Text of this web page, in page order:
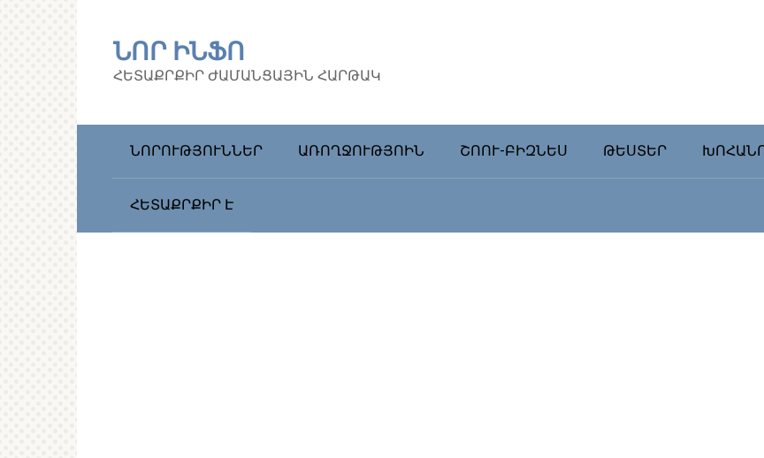
ՆՈՐ ԻՆՖՈ
ՀԵՏԱՔՐՔԻՐ ԺԱՄԱՆՑԱՅԻՆ ՀԱՐԹԱԿ
ՆՈՐՈՒԹՅՈՒՆՆԵՐ ԱՌՈՂՋՈՒԹՅՈԻՆ ՇՈՈՒ-ԲԻԶՆԵՍ ԹԵՍՏԵՐ
ՀԵՏԱՔՐՔԻՐ Է